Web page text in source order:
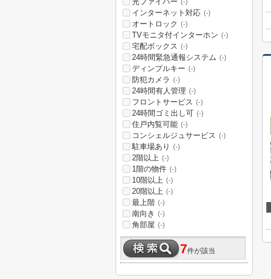
(-)
インターネット対応 (-)
オートロック (-)
TVモニタ付インターホン (-)
宅配ボックス (-)
24時間緊急通報システム (-)
ディンプルキー (-)
防犯カメラ (-)
24時間有人管理 (-)
フロントサービス (-)
24時間ゴミ出し可 (-)
住戸内覧可能 (-)
コンシェルジュサービス (-)
駐車場あり (-)
2階以上 (-)
1階の物件 (-)
10階以上 (-)
20階以上 (-)
最上階 (-)
南向き (-)
角部屋 (-)
7件が該当